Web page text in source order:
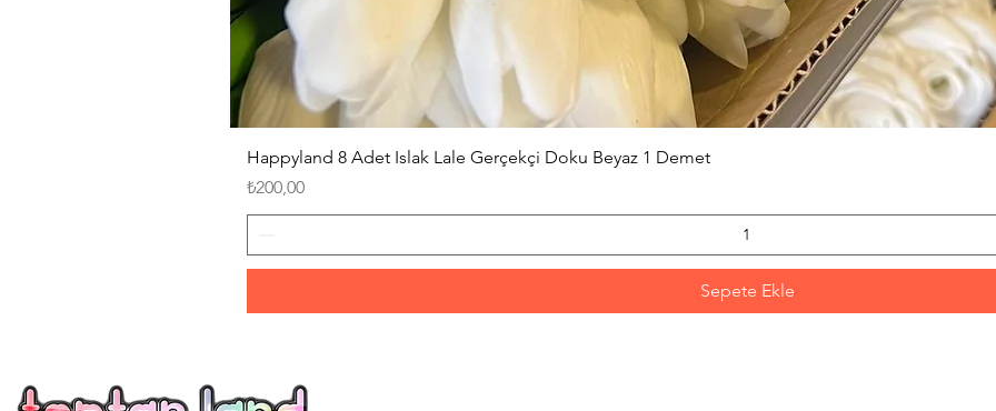
Happyland 8 Adet Islak Lale Gerçekçi Doku Beyaz 1 Demet
Fiyat
₺200,00
Sepete Ekle